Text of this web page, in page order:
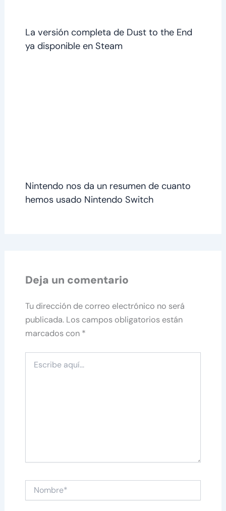
La versión completa de Dust to the End
ya disponible en Steam
Nintendo nos da un resumen de cuanto
hemos usado Nintendo Switch
Deja un comentario
Tu dirección de correo electrónico no será
publicada. Los campos obligatorios están
marcados con *
aquí...
Nombre*